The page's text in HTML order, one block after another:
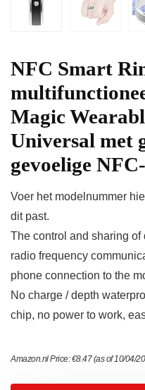
NFC Smart
Magic
Universal met
gevoelige
Voer het modelnummer
dit past.
The control and sharing of
radio frequency
phone connection to the
No charge / depth
chip, no power to work,
Amazon.nl Price:€8.47(as of 10/04/